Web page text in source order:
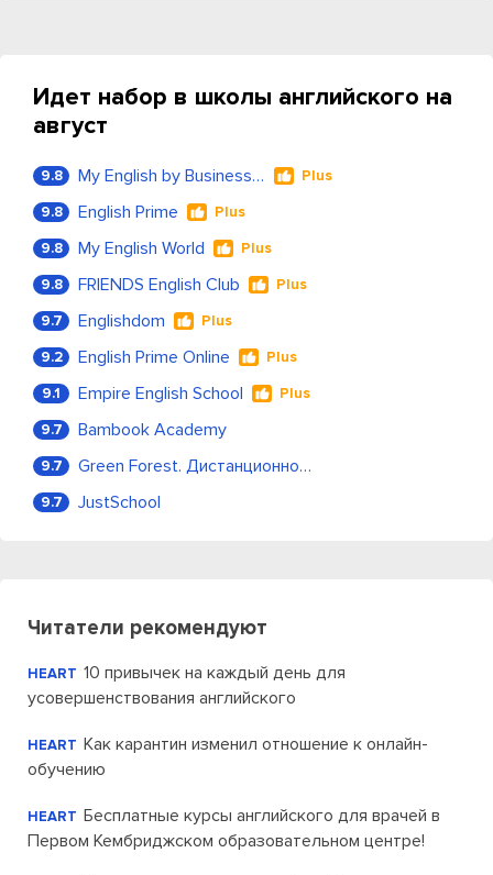
Идет набор в школы английского на
август
9.8 My English by Business Language Plus
9.8 English Prime Plus
9.8 My English World Plus
9.8 FRIENDS English Club Plus
9.7 Englishdom Plus
9.2 English Prime Online Plus
9.1 Empire English School Plus
9.7 Bambook Academy
9.7 Green Forest. Дистанционное обучение
9.7 JustSchool
Читатели рекомендуют
HEART 10 привычек на каждый день для
усовершенствования английского
HEART Как карантин изменил отношение к онлайн-
обучению
HEART Бесплатные курсы английского для врачей в
Первом Кембриджском образовательном центре!